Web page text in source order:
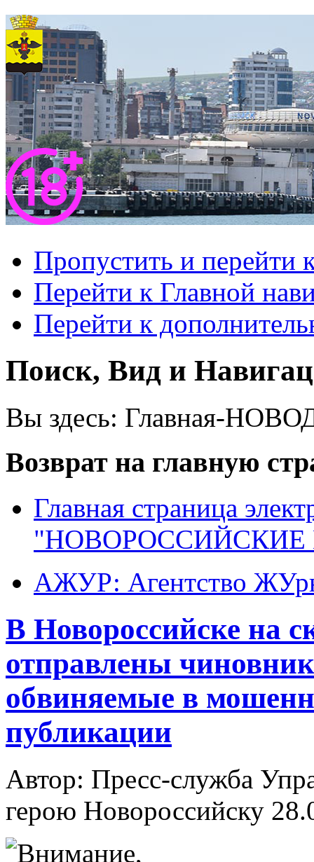
Пропустить и перейти
Перейти к Главной
Перейти к
Поиск, Вид и
Вы здесь: Главная-
Возврат на главную
Главная страница
"НОВОРОССИЙСКИЕ
АЖУР: Агентство
В Новороссийске на
отправлены
обвиняемые в
публикации
Автор: Пресс-служба
герою Новороссийску